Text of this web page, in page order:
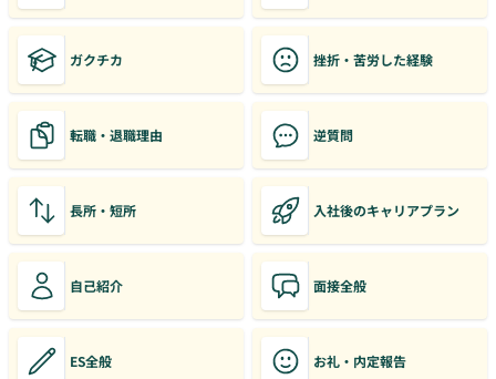
ガクチカ 挫折・苦労した経験
転職・退職理由 逆質問
長所・短所 入社後のキャリアプラン
自己紹介 面接全般
ES全般 お礼・内定報告